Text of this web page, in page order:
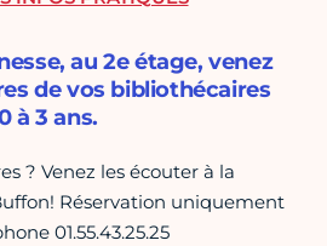
au 2e étage, venez
de vos bibliothécaires
à 3 ans.
? Venez les écouter à la
Réservation uniquement
01.55.43.25.25